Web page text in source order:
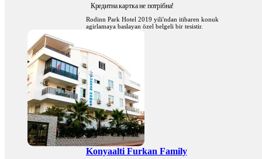
Кредитна картка не потрібна!
Rodinn Park Hotel 2019 yili'ndan itibaren konuk
agirlamaya baslayan özel belgeli bir tesistir.
Konyaalti Furkan Family